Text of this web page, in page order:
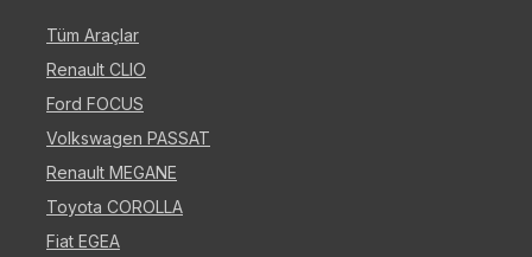
Tüm Araçlar
Renault CLIO
Ford FOCUS
Volkswagen PASSAT
Renault MEGANE
Toyota COROLLA
Fiat EGEA